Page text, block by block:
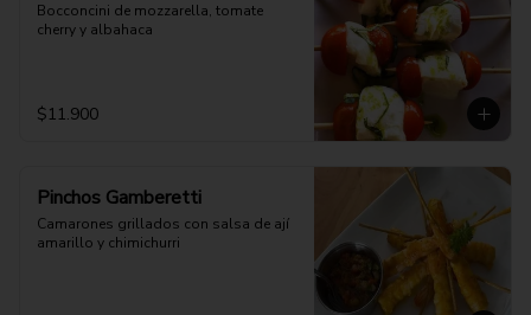
Bocconcini de mozzarella, tomate
cherry y albahaca
$11.900
Pinchos Gamberetti
Camarones grillados con salsa de ají
amarillo y chimichurri